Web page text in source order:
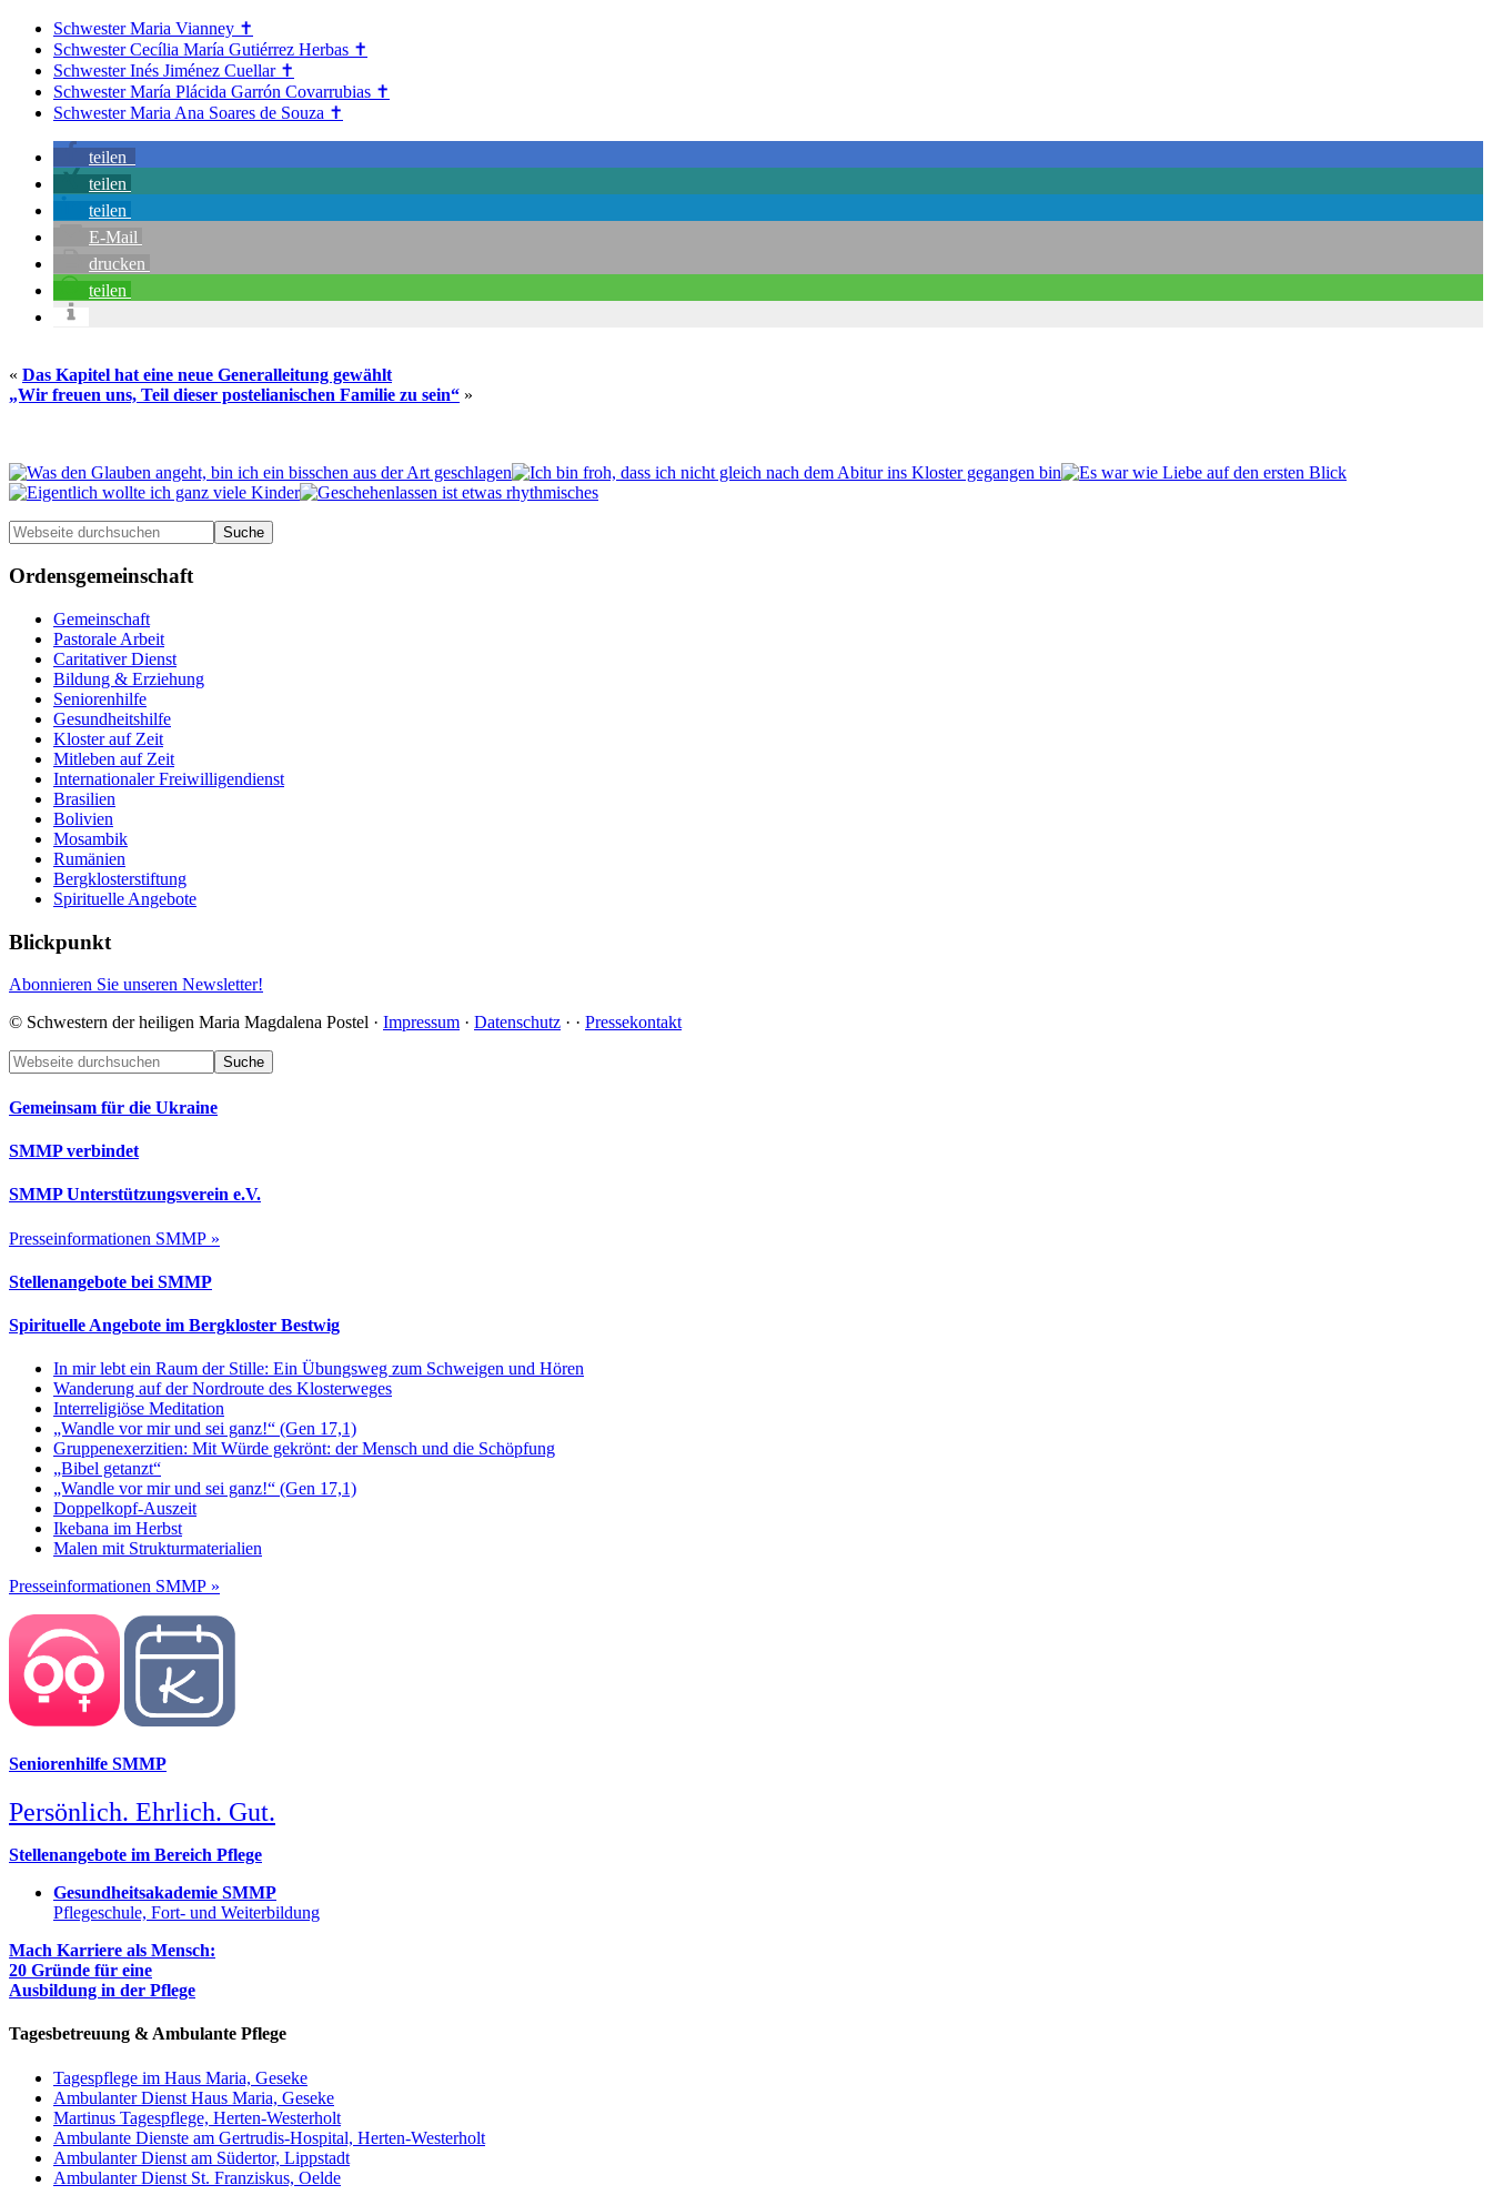
Schwester Maria Vianney ✝
Schwester Cecília María Gutiérrez Herbas ✝︎
Schwester Inés Jiménez Cuellar ✝︎
Schwester María Plácida Garrón Covarrubias ✝︎
Schwester Maria Ana Soares de Souza ✝︎
teilen
teilen
teilen
E-Mail
drucken
teilen
« Das Kapitel hat eine neue Generalleitung gewählt
„Wir freuen uns, Teil dieser postelianischen Familie zu sein“ »
Seitenspalte
Webseite
durchsuchen
Ordensgemeinschaft
Gemeinschaft
Pastorale Arbeit
Caritativer Dienst
Bildung & Erziehung
Seniorenhilfe
Gesundheitshilfe
Kloster auf Zeit
Mitleben auf Zeit
Internationaler Freiwilligendienst
Brasilien
Bolivien
Mosambik
Rumänien
Bergklosterstiftung
Spirituelle Angebote
Blickpunkt
Abonnieren Sie unseren Newsletter!
© Schwestern der heiligen Maria Magdalena Postel · Impressum · Datenschutz · · Pressekontakt
Footer
Webseite
durchsuchen
Gemeinsam für die Ukraine
SMMP verbindet
SMMP Unterstützungsverein e.V.
Presseinformationen SMMP »
Stellenangebote bei SMMP
Spirituelle Angebote im Bergkloster Bestwig
In mir lebt ein Raum der Stille: Ein Übungsweg zum Schweigen und Hören
Wanderung auf der Nordroute des Klosterweges
Interreligiöse Meditation
„Wandle vor mir und sei ganz!“ (Gen 17,1)
Gruppenexerzitien: Mit Würde gekrönt: der Mensch und die Schöpfung
„Bibel getanzt“
„Wandle vor mir und sei ganz!“ (Gen 17,1)
Doppelkopf-Auszeit
Ikebana im Herbst
Malen mit Strukturmaterialien
Presseinformationen SMMP »
Seniorenhilfe SMMP
Persönlich. Ehrlich. Gut.
Stellenangebote im Bereich Pflege
Gesundheitsakademie SMMP
Pflegeschule, Fort- und Weiterbildung
Mach Karriere als Mensch:
20 Gründe für eine
Ausbildung in der Pflege
Tagesbetreuung & Ambulante Pflege
Tagespflege im Haus Maria, Geseke
Ambulanter Dienst Haus Maria, Geseke
Martinus Tagespflege, Herten-Westerholt
Ambulante Dienste am Gertrudis-Hospital, Herten-Westerholt
Ambulanter Dienst am Südertor, Lippstadt
Ambulanter Dienst St. Franziskus, Oelde